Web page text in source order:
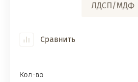
ЛДСП/МДФ
Сравнить
Кол-во